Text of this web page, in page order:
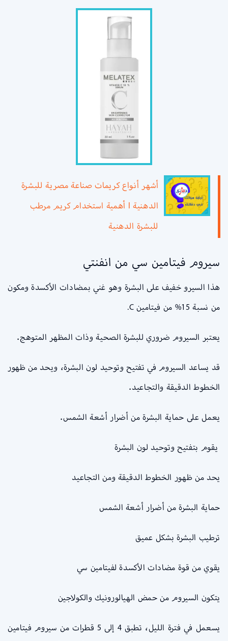
أشهر أنواع كريمات صناعة مصرية للبشرة
الدهنية l أهمية استخدام كريم مرطب
للبشرة الدهنية
سيروم فيتامين سي من انفنتي
هذا السيرو خفيف على البشرة وهو غني بمضادات الأكسدة ومكون
من نسبة 15% من فيتامين C.
يعتبر السيروم ضروري للبشرة الصحية وذات المظهر المتوهج.
قد يساعد السيروم في تفتيح وتوحيد لون البشرة، ويحد من ظهور
الخطوط الدقيقة والتجاعيد.
يعمل على حماية البشرة من أضرار أشعة الشمس.
يقوم بتفتيح وتوحيد لون البشرة
يحد من ظهور الخطوط الدقيقة ومن التجاعيد
حماية البشرة من أضرار أشعة الشمس
ترطيب البشرة بشكل عميق
يقوي من قوة مضادات الأكسدة لفيتامين سي
يتكون السيروم من حمض الهيالورونيك والكولاجين
يسعمل في فترة الليل، تطبق 4 إلى 5 قطرات من سيروم فيتامين